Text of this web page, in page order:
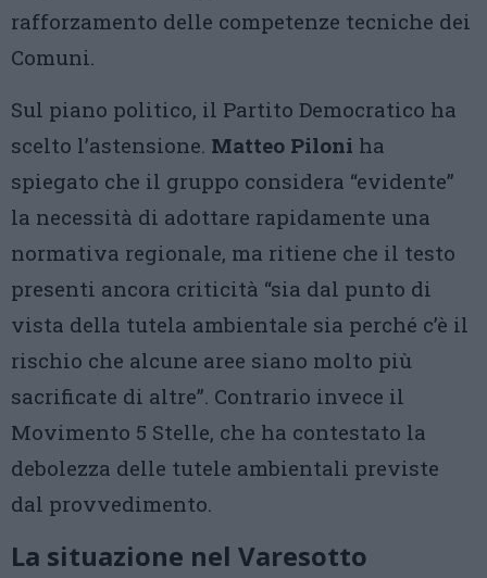
rafforzamento delle competenze tecniche dei
Comuni.
Sul piano politico, il Partito Democratico ha
scelto l’astensione. Matteo Piloni ha
spiegato che il gruppo considera “evidente”
la necessità di adottare rapidamente una
normativa regionale, ma ritiene che il testo
presenti ancora criticità “sia dal punto di
vista della tutela ambientale sia perché c’è il
rischio che alcune aree siano molto più
sacrificate di altre”. Contrario invece il
Movimento 5 Stelle, che ha contestato la
debolezza delle tutele ambientali previste
dal provvedimento.
La situazione nel Varesotto